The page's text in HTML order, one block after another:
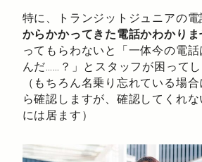
特に、トランジットジュニアの電
からかかってきた電話かわかりま
ってもらわないと「一体今の電
んだ……？」とスタッフが困ってし
（もちろん名乗り忘れている場
ら確認しますが、確認してくれ
には居ます）